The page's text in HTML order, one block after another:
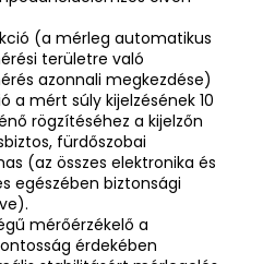
(a mérleg automatikus
területre való
azonnali megkezdése)
a mért súly kijelzésének 10
rögzítéséhez a kijelzőn
fürdőszobai
(az összes elektronika és
egészében biztonsági
mérőérzékelő a
érdekében